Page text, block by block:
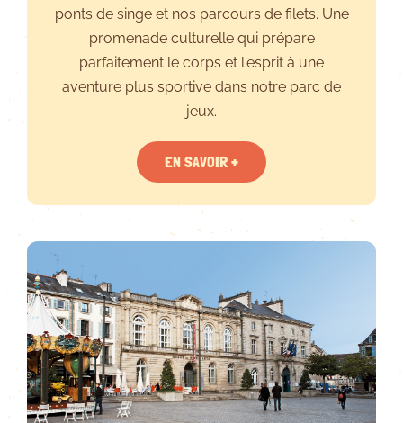
ponts de singe et nos parcours de filets. Une
promenade culturelle qui prépare
parfaitement le corps et l'esprit à une
aventure plus sportive dans notre parc de
jeux.
EN SAVOIR +